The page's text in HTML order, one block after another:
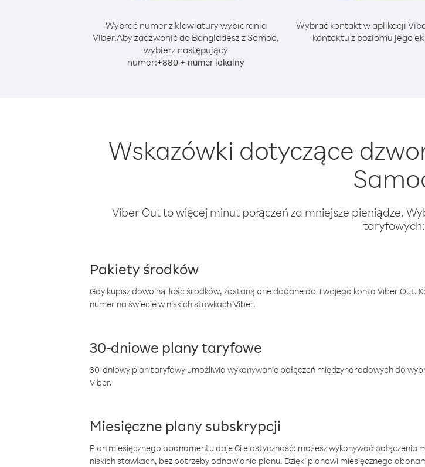
Wybrać numer z klawiatury wybierania
Viber.Aby zadzwonić do Bangladesz z Samoa,
wybierz następujący
numer:+880 + numer lokalny
Wybrać kontakt w aplikacji
kontaktu z poziomu jego
Wskazówki dotyczące
Viber Out to więcej minut połączeń za mniejsze pieniądze.
taryfowych:
Pakiety środków
Gdy kupisz dowolną ilość środków, zostaną one dodane do Twojego konta Viber Out.
numer na świecie w niskich stawkach Viber.
30-dniowe plany taryfowe
30-dniowy plan taryfowy umożliwia wykonywanie połączeń międzynarodowych do
Viber.
Miesięczne plany subskrypcji
Plan miesięcznego abonamentu daje Ci elastyczność: możesz wykonywać
niskich stawkach, bez potrzeby odnawiania planu. Dzięki planowi miesięcznego